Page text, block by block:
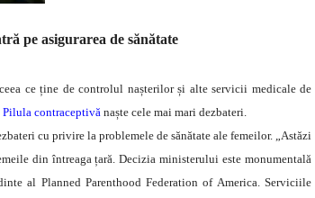
pe asigurarea de sănătate
ce ține de controlul nașterilor și alte servicii medicale de
Pilula contraceptivă naște cele mai mari dezbateri.
cu privire la problemele de sănătate ale femeilor. „Astăzi
din întreaga țară. Decizia ministerului este monumentală
al Planned Parenthood Federation of America. Serviciile